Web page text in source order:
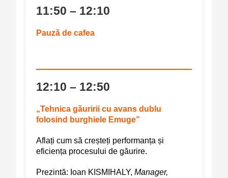
11:50 – 12:10
Pauză de cafea
12:10 – 12:50
„Tehnica găuririi cu avans dublu
folosind burghiele Emuge”
Aflați cum să creșteți performanța și
eficiența procesului de găurire.
Prezintă: Ioan KISMIHALY, Manager,